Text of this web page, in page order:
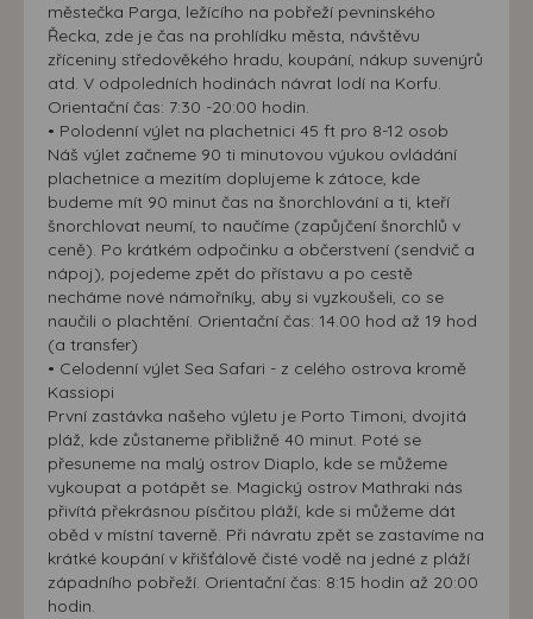
městečka Parga, ležícího na pobřeží pevninského
Řecka, zde je čas na prohlídku města, návštěvu
zříceniny středověkého hradu, koupání, nákup suvenýrů
atd. V odpoledních hodinách návrat lodí na Korfu.
Orientační čas: 7:30 -20:00 hodin.
• Polodenní výlet na plachetnici 45 ft pro 8-12 osob
Náš výlet začneme 90 ti minutovou výukou ovládání
plachetnice a mezitím doplujeme k zátoce, kde
budeme mít 90 minut čas na šnorchlování a ti, kteří
šnorchlovat neumí, to naučíme (zapůjčení šnorchlů v
ceně). Po krátkém odpočinku a občerstvení (sendvič a
nápoj), pojedeme zpět do přístavu a po cestě
necháme nové námořníky, aby si vyzkoušeli, co se
naučili o plachtění. Orientační čas: 14.00 hod až 19 hod
(a transfer)
• Celodenní výlet Sea Safari - z celého ostrova kromě
Kassiopi
První zastávka našeho výletu je Porto Timoni, dvojitá
pláž, kde zůstaneme přibližně 40 minut. Poté se
přesuneme na malý ostrov Diaplo, kde se můžeme
vykoupat a potápět se. Magický ostrov Mathraki nás
přivítá překrásnou písčitou pláží, kde si můžeme dát
oběd v místní taverně. Při návratu zpět se zastavíme na
krátké koupání v křišťálově čisté vodě na jedné z pláží
západního pobřeží. Orientační čas: 8:15 hodin až 20:00
hodin.